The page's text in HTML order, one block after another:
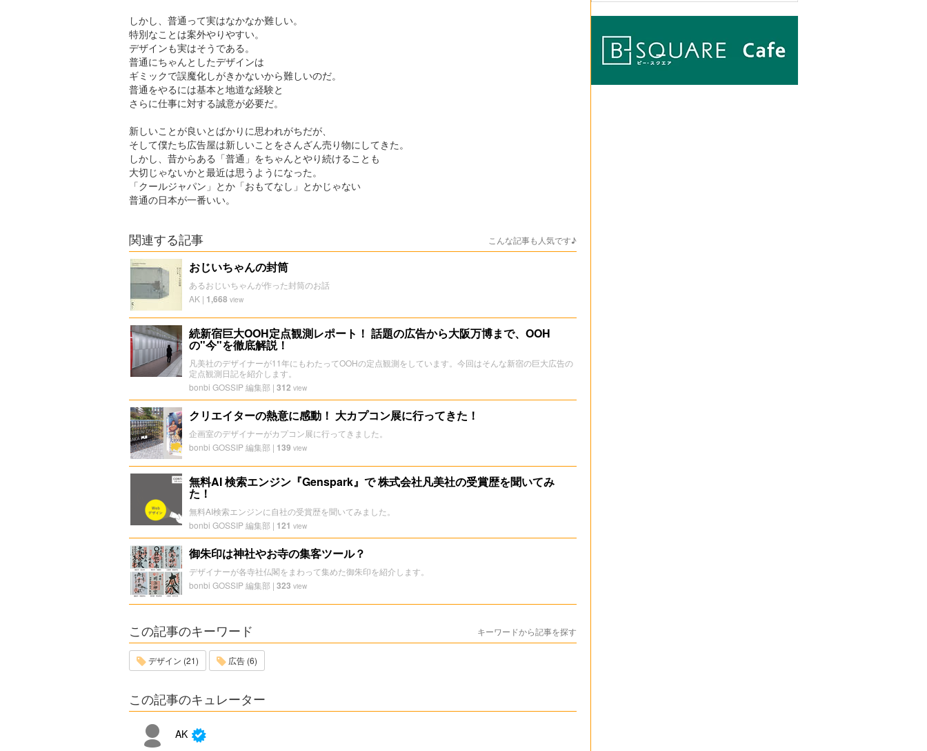
しかし、普通って実はなかなか難しい。
特別なことは案外やりやすい。
デザインも実はそうである。
普通にちゃんとしたデザインは
ギミックで誤魔化しがきかないから難しいのだ。
普通をやるには基本と地道な経験と
さらに仕事に対する誠意が必要だ。
新しいことが良いとばかりに思われがちだが、
そして僕たち広告屋は新しいことをさんざん売り物にしてきた。
しかし、昔からある「普通」をちゃんとやり続けることも
大切じゃないかと最近は思うようになった。
「クールジャパン」とか「おもてなし」とかじゃない
普通の日本が一番いい。
関連する記事 こんな記事も人気です♪
おじいちゃんの封筒
あるおじいちゃんが作った封筒のお話
AK | 1,668 view
続新宿巨大OOH定点観測レポート！ 話題の広告から大阪万博まで、OOH
の"今"を徹底解説！
凡美社のデザイナーが11年にもわたってOOHの定点観測をしています。今回はそんな新宿の巨大広告の
定点観測日記を紹介します。
bonbi GOSSIP 編集部 | 312 view
クリエイターの熱意に感動！ 大カプコン展に行ってきた！
企画室のデザイナーがカプコン展に行ってきました。
bonbi GOSSIP 編集部 | 139 view
無料AI 検索エンジン『Genspark』で 株式会社凡美社の受賞歴を聞いてみ
た！
無料AI検索エンジンに自社の受賞歴を聞いてみました。
bonbi GOSSIP 編集部 | 121 view
御朱印は神社やお寺の集客ツール？
デザイナーが各寺社仏閣をまわって集めた御朱印を紹介します。
bonbi GOSSIP 編集部 | 323 view
この記事のキーワード キーワードから記事を探す
デザイン (21) 広告 (6)
この記事のキュレーター
AK